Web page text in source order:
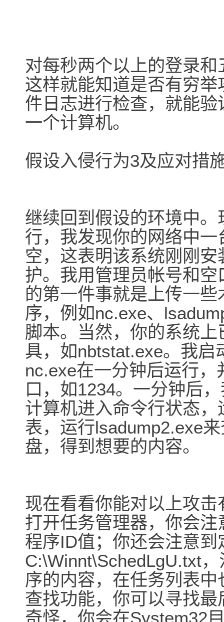
对每秒两个以上的登录
这样就能知道是否有穷
件日志进行检查，就能
一个计算机。
假设入侵行为3及应对措
继续回到假设的环境中
行，我发现你的网络中
空，这表明该系统刚刚
护。我用管理员帐号和
的第一件事就是上传一
序，例如nc.exe、
脚本。当然，你的系统
具，如nbtstat.exe。我启
nc.exe在一分钟后运行
口，如1234。一分钟后
计算机进入命令行状态
表，运行lsadump2.exe
盘，得到想要的内容。
现在看看你能对以上攻
打开任务管理器，你会
程序ID值；你还会注意
C:\Winnt\SchedLgU.txt
序的内容，在任务列表
查找功能，你可以寻找
奇怪，你会在System32